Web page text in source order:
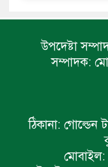
উপদেষ্টা
সম্পাদক:
ঠিকানা: গোল্ডেন
মোবাইল: